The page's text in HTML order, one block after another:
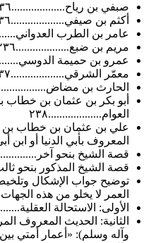
صبفي بن رياح...................٢٣٦
أكثم بن صيفي...................٢٣٦
عامر بن الطرب
مريم بن ضبع...................٢٣٦
عمرو بن حميمة
معمّر الشرقي...................٢٣٧
الحارث بن مضاض...................٢٣٧
أبو بكر بن عثمان بن خطاب بن عبد
العوام...................٢٣٨
علي بن عثمان بن خطاب بن مرة
المعروف بأبي الدنيا أو ابن أبي
قصة الشيخ بنحو آخر...................٢٤٤
قصة الشيخ المذكور بنحو
توضيح جواب الإشكال وتلخيص
العمر لا يخلو من هذه
الأولى: الاستحالة
الثانية: الحديث المعروف المروي
وآله وسلم): «أعمار أمتي بين